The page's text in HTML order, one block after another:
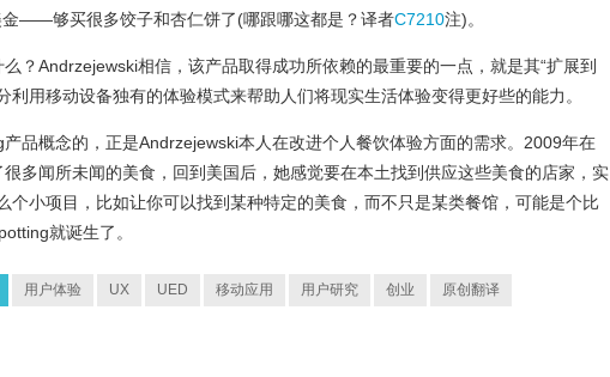
——够买很多饺子和杏仁饼了(哪跟哪这都是？译者C7210注)。
？Andrzejewski相信，该产品取得成功所依赖的最重要的一点，就是其“扩展到
利用移动设备独有的体验模式来帮助人们将现实生活体验变得更好些的能力。
品概念的，正是Andrzejewski本人在改进个人餐饮体验方面的需求。2009年在
多闻所未闻的美食，回到美国后，她感觉要在本土找到供应这些美食的店家，实
个小项目，比如让你可以找到某种特定的美食，而不只是某类餐馆，可能是个比
就诞生了。
用户体验 UX UED 移动应用 用户研究 创业 原创翻译